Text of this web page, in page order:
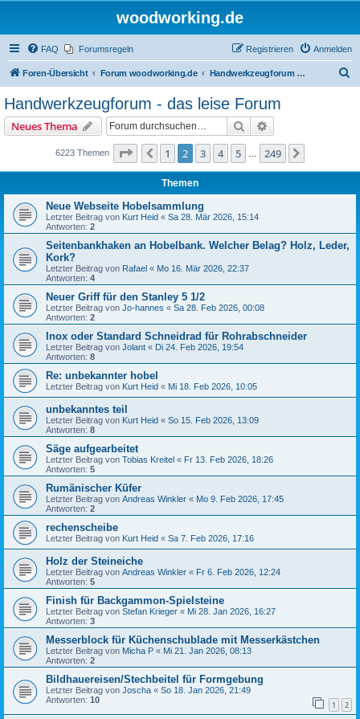
woodworking.de
FAQ Forumsregeln Anmelden
Registrieren
Foren-Übersicht Forum woodworking.de Handwerkzeugforum - das leise Forum
Handwerkzeugforum - das leise Forum
Neues Thema Suche
6223 Themen Seite von 249
Vorherige
1 2 3 4 5 249
Themen
Neue Webseite Hobelsammlung
Letzter Beitrag von Kurt Heid « Sa 28. Mär 2026, 15:14
Antworten: 2
Seitenbankhaken an Hobelbank. Welcher Belag? Holz, Leder,
Kork?
Letzter Beitrag von Rafael « Mo 16. Mär 2026, 22:37
Antworten: 4
Neuer Griff für den Stanley 5 1/2
Letzter Beitrag von Jo-hannes « Sa 28. Feb 2026, 00:08
Antworten: 2
Inox oder Standard Schneidrad für Rohrabschneider
Letzter Beitrag von Jolant « Di 24. Feb 2026, 19:54
Antworten: 8
Re: unbekannter hobel
Letzter Beitrag von Kurt Heid « Mi 18. Feb 2026, 10:05
unbekanntes teil
Letzter Beitrag von Kurt Heid « So 15. Feb 2026, 13:09
Antworten: 8
Säge aufgearbeitet
Letzter Beitrag von Tobias Kreitel « Fr 13. Feb 2026, 18:26
Antworten: 5
Rumänischer Küfer
Letzter Beitrag von Andreas Winkler « Mo 9. Feb 2026, 17:45
Antworten: 2
rechenscheibe
Letzter Beitrag von Kurt Heid « Sa 7. Feb 2026, 17:16
Holz der Steineiche
Letzter Beitrag von Andreas Winkler « Fr 6. Feb 2026, 12:24
Antworten: 5
Finish für Backgammon-Spielsteine
Letzter Beitrag von Stefan Krieger « Mi 28. Jan 2026, 16:27
Antworten: 3
Messerblock für Küchenschublade mit Messerkästchen
Letzter Beitrag von Micha P « Mi 21. Jan 2026, 08:13
Antworten: 2
Bildhauereisen/Stechbeitel für Formgebung
Letzter Beitrag von Joscha « So 18. Jan 2026, 21:49
Antworten: 10 1 2